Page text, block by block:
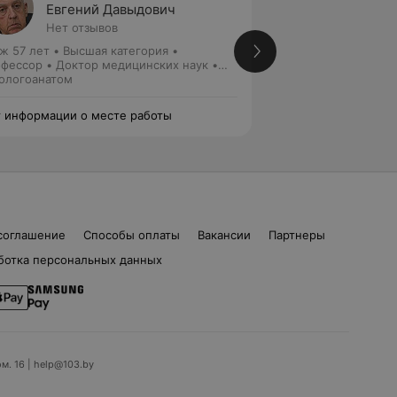
Евгений Давыдович
Нет отзывов
57 лет • Высшая категория •
• Доктор медицинских наук •
кафедрой
информации о месте работы
Способы оплаты Вакансии
Партнеры
персональных данных
16 | help@103.by